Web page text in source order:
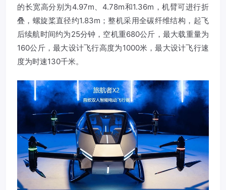
的长宽高分别为4.97m、4.78m和1.36m，机臂可进行折
叠，螺旋桨直径约1.83m；整机采用全碳纤维结构，起飞
后续航时间约为25分钟，空机重680公斤，最大载重量为
160公斤，最大设计飞行高度为1000米，最大设计飞行速
度为时速130千米。